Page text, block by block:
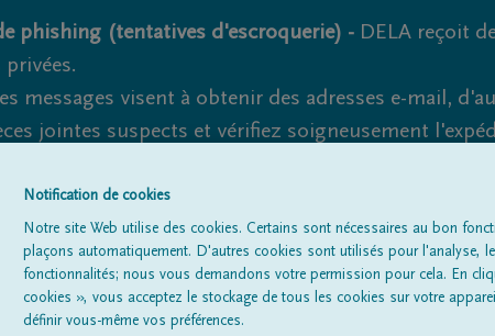
phishing (tentatives d'escroquerie) - DELA reçoit
messages visent à obtenir des adresses e-mail,
jointes suspects et vérifiez soigneusement
éviter cela. Cependant, les tentatives
Tous les avis de décèsÀ propos de nous
Notification de cookies
Notre site Web utilise des cookies. Certains sont nécessaires au bon
plaçons automatiquement. D'autres cookies sont utilisés pour l'analyse,
fonctionnalités; nous vous demandons votre permission pour cela. En
cookies », vous acceptez le stockage de tous les cookies sur votre
définir vous-même vos préférences.